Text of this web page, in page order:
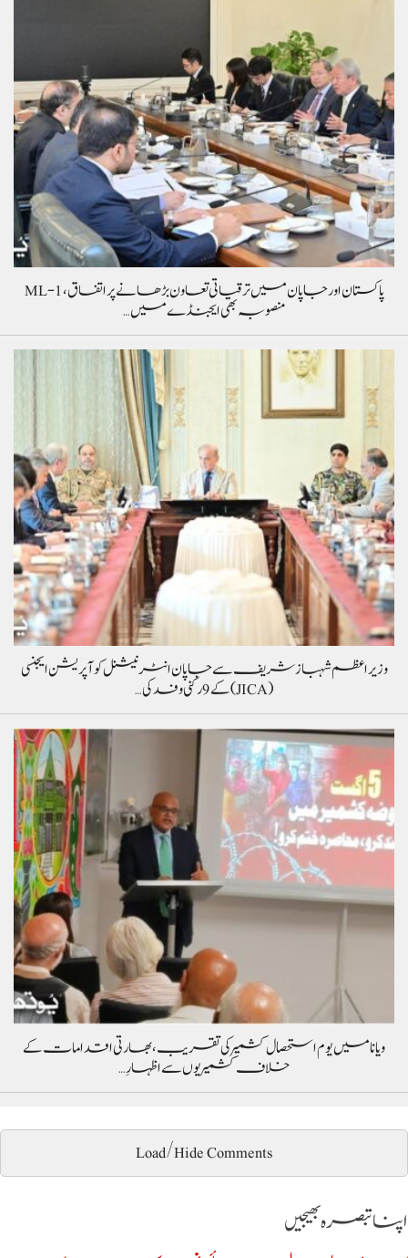
پاکستان اور جاپان میں ترقیاتی تعاون بڑھانے پر اتفاق، ML-1
منصوبہ بھی ایجنڈے میں…
وزیراعظم شہباز شریف سے جاپان انٹرنیشنل کوآپریشن ایجنسی
(JICA) کے 9 رکنی وفد کی…
ویانا میں یوم استحصال کشمیر کی تقریب، بھارتی اقدامات کے
خلاف کشمیریوں سے اظہارِ…
Load/Hide Comments
اپنا تبصرہ بھیجیں